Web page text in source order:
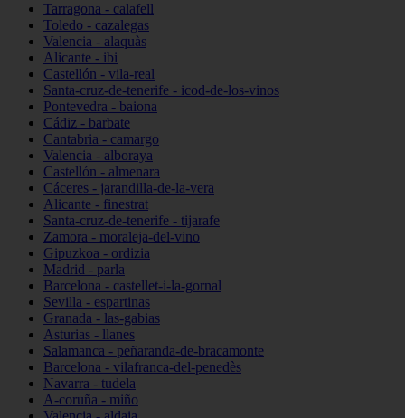
Tarragona - calafell
Toledo - cazalegas
Valencia - alaquàs
Alicante - ibi
Castellón - vila-real
Santa-cruz-de-tenerife - icod-de-los-vinos
Pontevedra - baiona
Cádiz - barbate
Cantabria - camargo
Valencia - alboraya
Castellón - almenara
Cáceres - jarandilla-de-la-vera
Alicante - finestrat
Santa-cruz-de-tenerife - tijarafe
Zamora - moraleja-del-vino
Gipuzkoa - ordizia
Madrid - parla
Barcelona - castellet-i-la-gornal
Sevilla - espartinas
Granada - las-gabias
Asturias - llanes
Salamanca - peñaranda-de-bracamonte
Barcelona - vilafranca-del-penedès
Navarra - tudela
A-coruña - miño